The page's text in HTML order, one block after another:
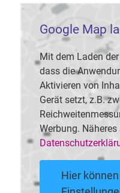
Google Map
Mit dem Laden
dass die
Aktivieren von
Gerät setzt, z.B.
Werbung. Näheres
Hier